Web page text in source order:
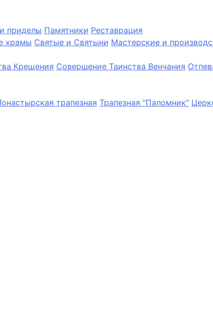
приделы Памятники Реставрация
храмы Святые и Святыни Мастерские и
Крещения Совершение Таинства Венчания
трапезная Трапезная "Паломник"